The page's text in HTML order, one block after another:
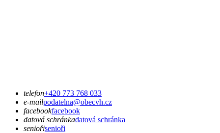
telefon+420 773 768 033
e-mailpodatelna@obecvh.cz
facebookfacebook
datová schránkadatová schránka
seniořisenioři